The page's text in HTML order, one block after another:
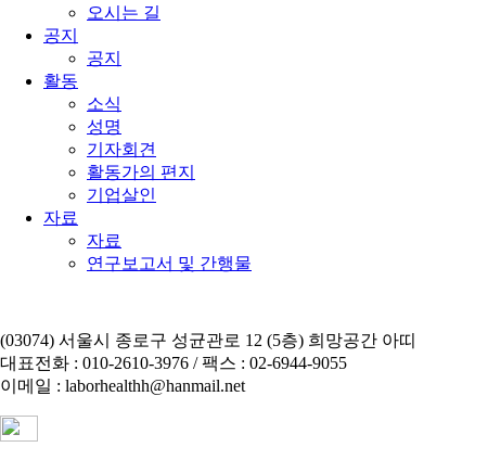
오시는 길
공지
공지
활동
소식
성명
기자회견
활동가의 편지
기업살인
자료
자료
연구보고서 및 간행물
(03074) 서울시 종로구 성균관로 12 (5층) 희망공간 아띠
대표전화 : 010-2610-3976 / 팩스 : 02-6944-9055
이메일 : laborhealthh@hanmail.net